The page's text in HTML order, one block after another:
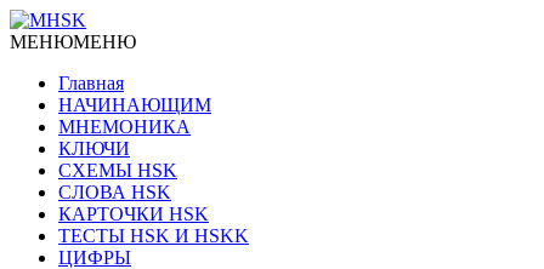
МЕНЮМЕНЮ
Главная
НАЧИНАЮЩИМ
МНЕМОНИКА
КЛЮЧИ
СХЕМЫ HSK
СЛОВА HSK
КАРТОЧКИ HSK
ТЕСТЫ HSK И HSKK
ЦИФРЫ